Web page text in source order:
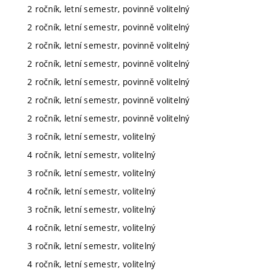
2 ročník, letní semestr, povinně volitelný
2 ročník, letní semestr, povinně volitelný
2 ročník, letní semestr, povinně volitelný
2 ročník, letní semestr, povinně volitelný
2 ročník, letní semestr, povinně volitelný
2 ročník, letní semestr, povinně volitelný
2 ročník, letní semestr, povinně volitelný
3 ročník, letní semestr, volitelný
4 ročník, letní semestr, volitelný
3 ročník, letní semestr, volitelný
4 ročník, letní semestr, volitelný
3 ročník, letní semestr, volitelný
4 ročník, letní semestr, volitelný
3 ročník, letní semestr, volitelný
4 ročník, letní semestr, volitelný